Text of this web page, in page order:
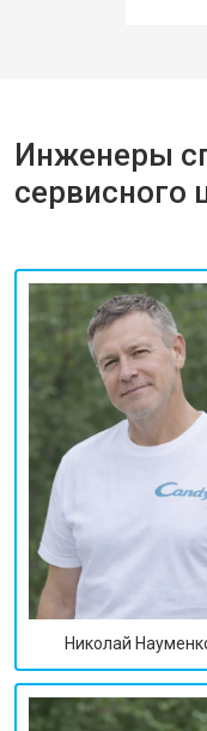
Инженеры
сервисного
Николай